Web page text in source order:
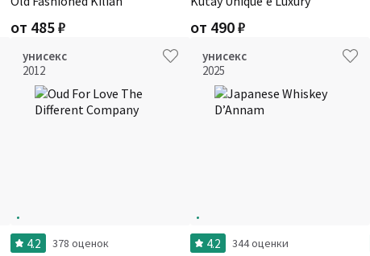
от 485₽ от 490₽
унисекс
2012
4.2 378 оценок
унисекс
2025
4.2 344 оценки